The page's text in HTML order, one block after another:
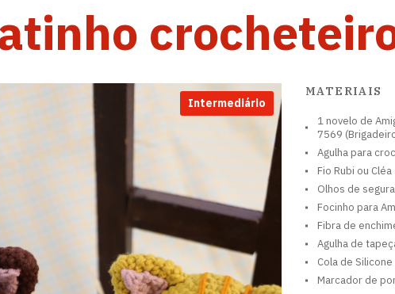
Intermediário
MATERIAIS
1 novelo de
7569
Agulha para
Fio Rubi ou
Olhos de
Focinho para
Fibra de
Agulha de
Cola de Silicone
Marcador de